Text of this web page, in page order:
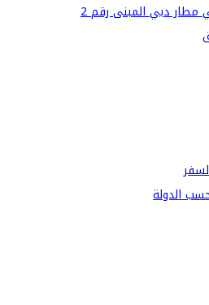
مطار دبي المبنى رقم 2
الدولة